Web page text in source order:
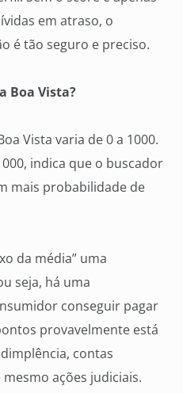
em atraso, o
é tão seguro e preciso.
Boa Vista?
Vista varia de 0 a 1000.
indica que o buscador
mais probabilidade de
da média” uma
seja, há uma
conseguir pagar
provavelmente está
contas
ações judiciais.